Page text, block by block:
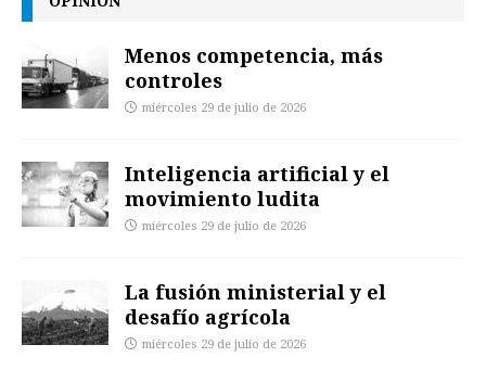
Menos competencia, más
controles
miércoles 29 de julio de 2026
Inteligencia artificial y el
movimiento ludita
miércoles 29 de julio de 2026
La fusión ministerial y el
desafío agrícola
miércoles 29 de julio de 2026